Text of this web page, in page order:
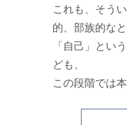
これも、そう
的、部族的なと
「自己」とい
ども、
この段階では